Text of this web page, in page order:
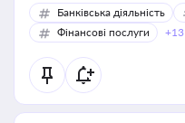
Банківська діяльність
Фінансові послуги
+13